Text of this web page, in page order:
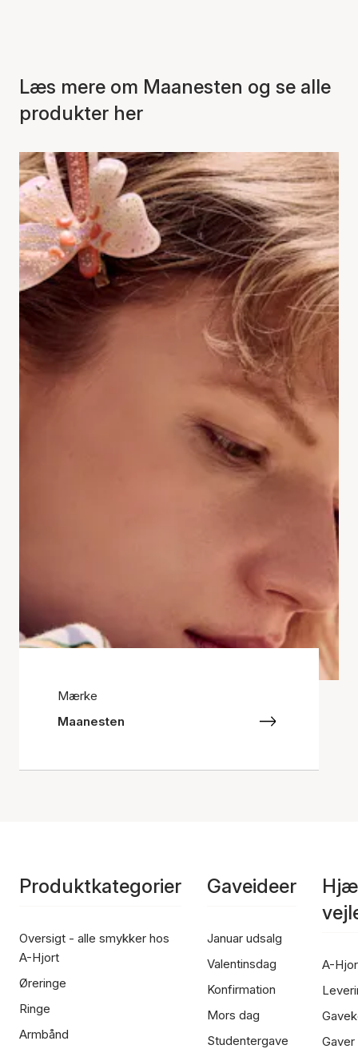
Læs mere om Maanesten og se alle
produkter her
Mærke
Maanesten
Produktkategorier
Oversigt - alle smykker hos
A-Hjort
Øreringe
Ringe
Armbånd
Gaveideer
Januar udsalg
Valentinsdag
Konfirmation
Mors dag
Studentergave
A-